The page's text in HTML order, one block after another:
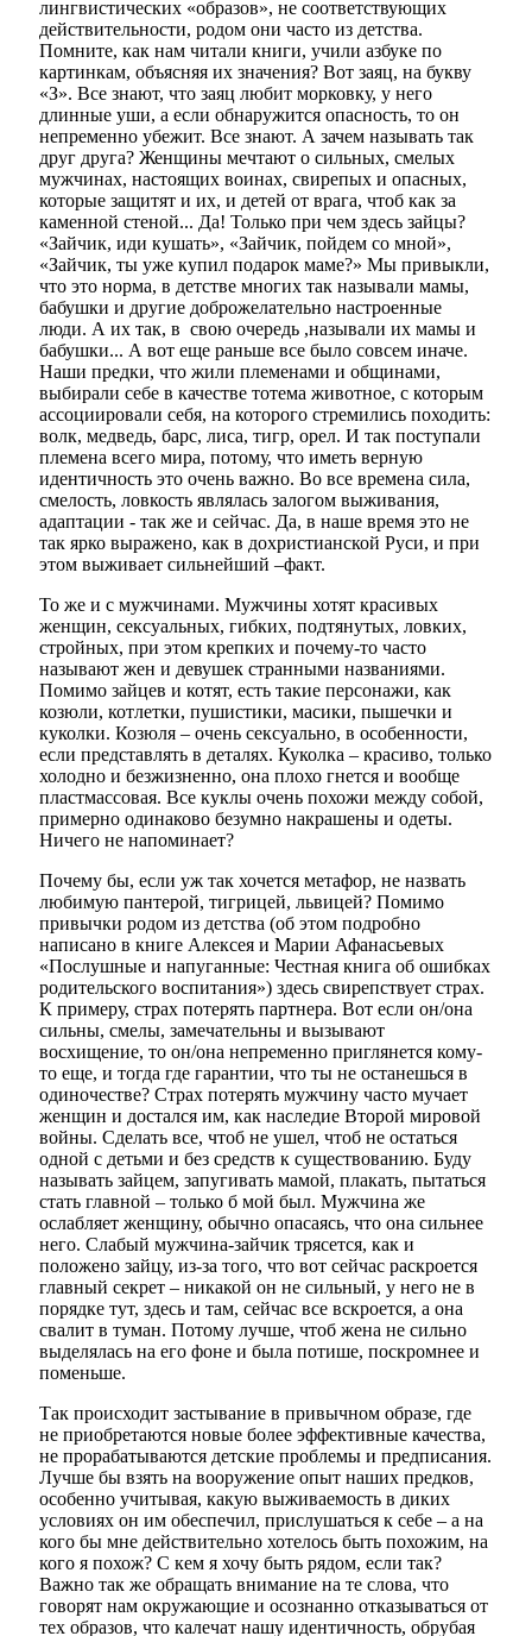
лингвистических «образов», не соответствующих
действительности, родом они часто из детства.
Помните, как нам читали книги, учили азбуке по
картинкам, объясняя их значения? Вот заяц, на букву
«З». Все знают, что заяц любит морковку, у него
длинные уши, а если обнаружится опасность, то он
непременно убежит. Все знают. А зачем называть так
друг друга? Женщины мечтают о сильных, смелых
мужчинах, настоящих воинах, свирепых и опасных,
которые защитят и их, и детей от врага, чтоб как за
каменной стеной... Да! Только при чем здесь зайцы?
«Зайчик, иди кушать», «Зайчик, пойдем со мной»,
«Зайчик, ты уже купил подарок маме?» Мы привыкли,
что это норма, в детстве многих так называли мамы,
бабушки и другие доброжелательно настроенные
люди. А их так, в свою очередь ,называли их мамы и
бабушки... А вот еще раньше все было совсем иначе.
Наши предки, что жили племенами и общинами,
выбирали себе в качестве тотема животное, с которым
ассоциировали себя, на которого стремились походить:
волк, медведь, барс, лиса, тигр, орел. И так поступали
племена всего мира, потому, что иметь верную
идентичность это очень важно. Во все времена сила,
смелость, ловкость являлась залогом выживания,
адаптации - так же и сейчас. Да, в наше время это не
так ярко выражено, как в дохристианской Руси, и при
этом выживает сильнейший –факт.
То же и с мужчинами. Мужчины хотят красивых
женщин, сексуальных, гибких, подтянутых, ловких,
стройных, при этом крепких и почему-то часто
называют жен и девушек странными названиями.
Помимо зайцев и котят, есть такие персонажи, как
козюли, котлетки, пушистики, масики, пышечки и
куколки. Козюля – очень сексуально, в особенности,
если представлять в деталях. Куколка – красиво, только
холодно и безжизненно, она плохо гнется и вообще
пластмассовая. Все куклы очень похожи между собой,
примерно одинаково безумно накрашены и одеты.
Ничего не напоминает?
Почему бы, если уж так хочется метафор, не назвать
любимую пантерой, тигрицей, львицей? Помимо
привычки родом из детства (об этом подробно
написано в книге Алексея и Марии Афанасьевых
«Послушные и напуганные: Честная книга об ошибках
родительского воспитания») здесь свирепствует страх.
К примеру, страх потерять партнера. Вот если он/она
сильны, смелы, замечательны и вызывают
восхищение, то он/она непременно приглянется кому-
то еще, и тогда где гарантии, что ты не останешься в
одиночестве? Страх потерять мужчину часто мучает
женщин и достался им, как наследие Второй мировой
войны. Сделать все, чтоб не ушел, чтоб не остаться
одной с детьми и без средств к существованию. Буду
называть зайцем, запугивать мамой, плакать, пытаться
стать главной – только б мой был. Мужчина же
ослабляет женщину, обычно опасаясь, что она сильнее
него. Слабый мужчина-зайчик трясется, как и
положено зайцу, из-за того, что вот сейчас раскроется
главный секрет – никакой он не сильный, у него не в
порядке тут, здесь и там, сейчас все вскроется, а она
свалит в туман. Потому лучше, чтоб жена не сильно
выделялась на его фоне и была потише, поскромнее и
поменьше.
Так происходит застывание в привычном образе, где
не приобретаются новые более эффективные качества,
не прорабатываются детские проблемы и предписания.
Лучше бы взять на вооружение опыт наших предков,
особенно учитывая, какую выживаемость в диких
условиях он им обеспечил, прислушаться к себе – а на
кого бы мне действительно хотелось быть похожим, на
кого я похож? С кем я хочу быть рядом, если так?
Важно так же обращать внимание на те слова, что
говорят нам окружающие и осознанно отказываться от
тех образов, что калечат нашу идентичность, обрубая